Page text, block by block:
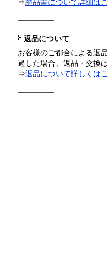
⇒納品書について詳細は
返品について
お客様のご都合による返
過した場合、返品・交換
⇒返品について詳しくは